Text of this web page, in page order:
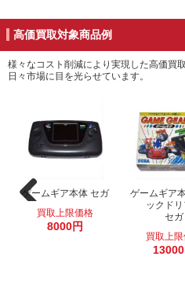
高価買取対象商品例
様々なコスト削減により実現した高価買
日々市場に目を光らせています。
ゲームギア本体 セガ
買取上限価格
8000円
ゲームギア
ックドリ
セガ
買取上
ゲームギア本体 キャ
騎士レイアース
セガ
ゲームギア
ーク
セガ
ゲームギア本体 レッ
セガ
ゲームギア
クドリ
セガ